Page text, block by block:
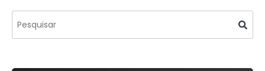
Este é um campo de pesquisa com recurso